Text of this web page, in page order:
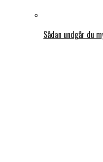
Sådan undgår du